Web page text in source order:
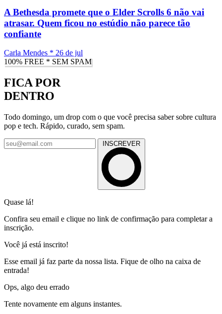
A Bethesda promete que o Elder Scrolls 6 não vai
atrasar. Quem ficou no estúdio não parece tão
confiante
Carla Mendes * 26 de jul
100% FREE * SEM SPAM
FICA POR
DENTRO
Todo domingo, um drop com o que você precisa saber sobre cultura
pop e tech. Rápido, curado, sem spam.
INSCREVER
Quase lá!
Confira seu email e clique no link de confirmação para completar a
inscrição.
Você já está inscrito!
Esse email já faz parte da nossa lista. Fique de olho na caixa de
entrada!
Ops, algo deu errado
Tente novamente em alguns instantes.